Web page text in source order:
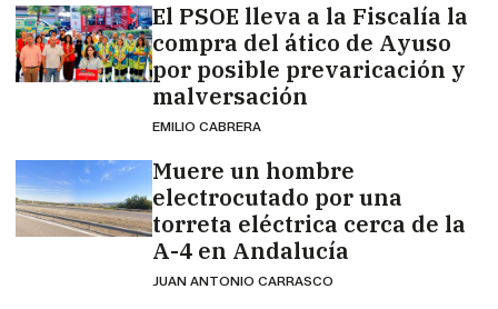
El PSOE lleva a la Fiscalía la
compra del ático de Ayuso
por posible prevaricación y
malversación
EMILIO CABRERA
Muere un hombre
electrocutado por una
torreta eléctrica cerca de la
A-4 en Andalucía
JUAN ANTONIO CARRASCO